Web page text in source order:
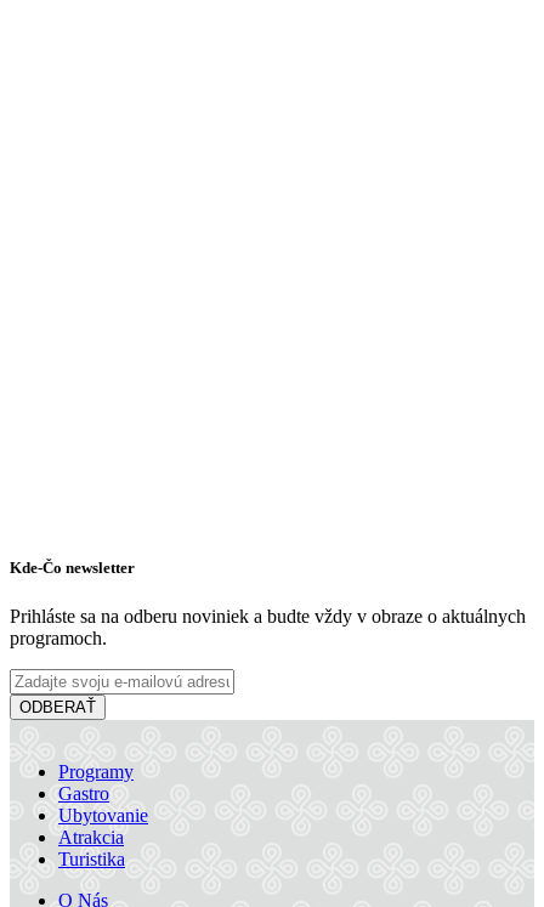
Kde-Čo newsletter
Prihláste sa na odberu noviniek a budte vždy v obraze o aktuálnych
programoch.
ODBERAŤ
Programy
Gastro
Ubytovanie
Atrakcia
Turistika
O Nás